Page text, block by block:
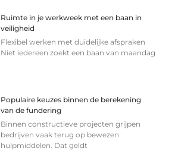
Ruimte in je werkweek met een baan in
veiligheid
Flexibel werken met duidelijke afspraken
Niet iedereen zoekt een baan van maandag
Populaire keuzes binnen de berekening
van de fundering
Binnen constructieve projecten grijpen
bedrijven vaak terug op bewezen
hulpmiddelen. Dat geldt